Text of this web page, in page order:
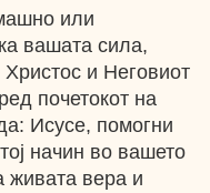
или
вашата сила,
и Неговиот
почетокот на
Исусе, помогни
начин во вашето
живата вера и